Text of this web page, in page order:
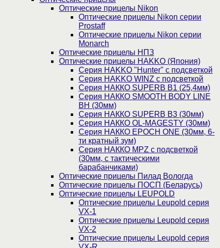
Оптические прицелы Nikon
Оптические прицелы Nikon серии
Prostaff
Оптические прицелы Nikon серии
Monarch
Оптические прицелы НПЗ
Оптические прицелы HAKKO (Япония)
Cерия HAKKO "Hunter" с подсветкой
Серия НAKKO WINZ с подсветкой
Серия НАККО SUPERB B1 (25,4мм)
Серия НАККО SMOOTH BODY LINE
BH (30мм)
Серия НАККО SUPERB B3 (30мм)
Серия НАККО OL-MAGESTY (30мм)
Серия НАККО EPOCH ONE (30мм, 6-
ти кратный зум)
Серия НАККО MPZ с подсветкой
(30мм, c тактическими
барабанчиками)
Оптические прицелы Пилад Вологда
Оптические прицелы ПОСП (Беларусь)
Оптические прицелы LEUPOLD
Оптические прицелы Leupold серия
VX-1
Оптические прицелы Leupold серия
VX-2
Оптические прицелы Leupold серия